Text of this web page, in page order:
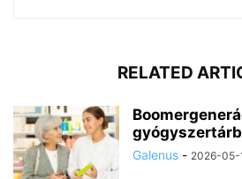
RELATED
Galenus - 2026-05-